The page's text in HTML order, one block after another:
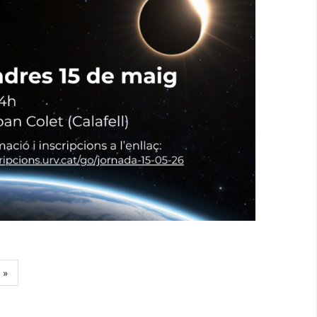
Jornada Sobre L’eclipsi Solar
Impacte Econòmic I Estratègic
P. econòmica
Turisme